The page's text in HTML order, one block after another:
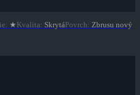
: ★Kvalita: SkrytáPovrch: Zbrusu nový